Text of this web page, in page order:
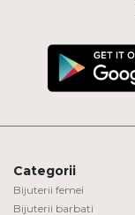
Categorii
Bijuterii femei
Bijuterii barbati